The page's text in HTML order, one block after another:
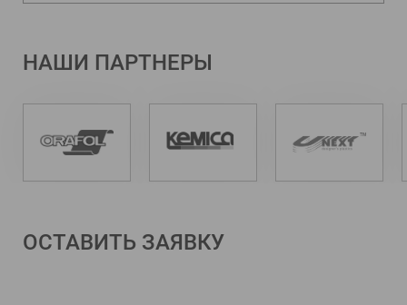
НАШИ ПАРТНЕРЫ
ОСТАВИТЬ ЗАЯВКУ